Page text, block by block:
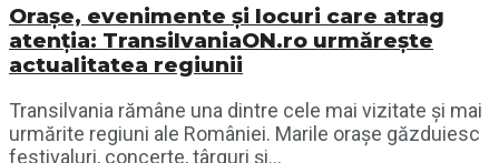
Orașe, evenimente și locuri care atrag
atenția: TransilvaniaON.ro urmărește
actualitatea regiunii
Transilvania rămâne una dintre cele mai vizitate și mai
urmărite regiuni ale României. Marile orașe găzduiesc
festivaluri, concerte, târguri și...